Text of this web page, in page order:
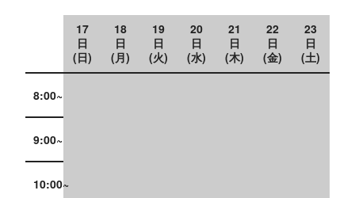
17
日
(日)
18
日
(月)
19
日
(火)
20
日
(水)
21
日
(木)
22
日
(金)
23
日
(土)
8:00~
9:00~
10:00~